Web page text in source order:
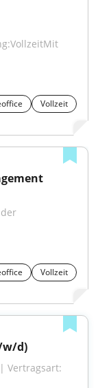
Vollzeit
Vollzeit
w/d)
Vertragsart: